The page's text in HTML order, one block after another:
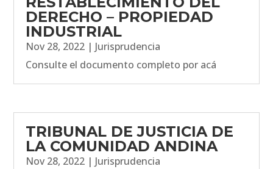
DERECHO – PROPIEDAD
INDUSTRIAL
Nov 28, 2022 | Jurisprudencia
Consulte el documento completo por acá
TRIBUNAL DE JUSTICIA DE
LA COMUNIDAD ANDINA
Nov 28, 2022 | Jurisprudencia